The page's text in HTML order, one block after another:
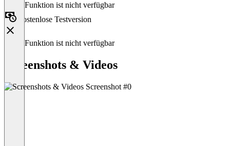
Diese Funktion ist nicht verfügbar
Kostenlose Testversion
Diese Funktion ist nicht verfügbar
Screenshots & Videos